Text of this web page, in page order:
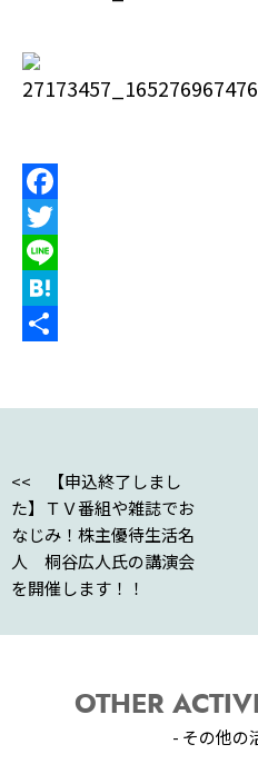
F
a
c
e
T
w
L
H
a
<< 【申込終了しまし
た】ＴＶ番組や雑誌でお
なじみ！株主優待生活名
人 桐谷広人氏の講演会
を開催します！！
OTHER
- その他の